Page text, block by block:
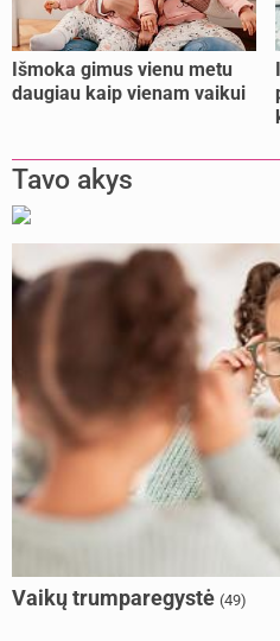
Išmoka gimus vienu metu
daugiau kaip vienam vaikui
Tavo akys
Vaikų trumparegystė (49)